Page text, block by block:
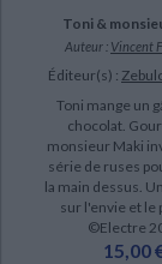
Toni &
Auteur : Vincent
Éditeur(s) :
Toni mange un
chocolat.
monsieur Maki
série de ruses
la main dessus.
sur l'envie et le
©Electre
15,00